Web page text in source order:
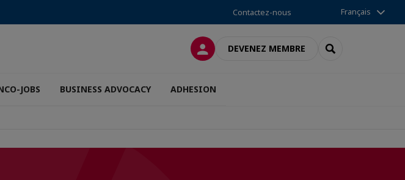
Contactez-nous Français
CONNEXIONDEVENEZ MEMBRE RECHERCHER
JOBS BUSINESS ADVOCACY ADHESION